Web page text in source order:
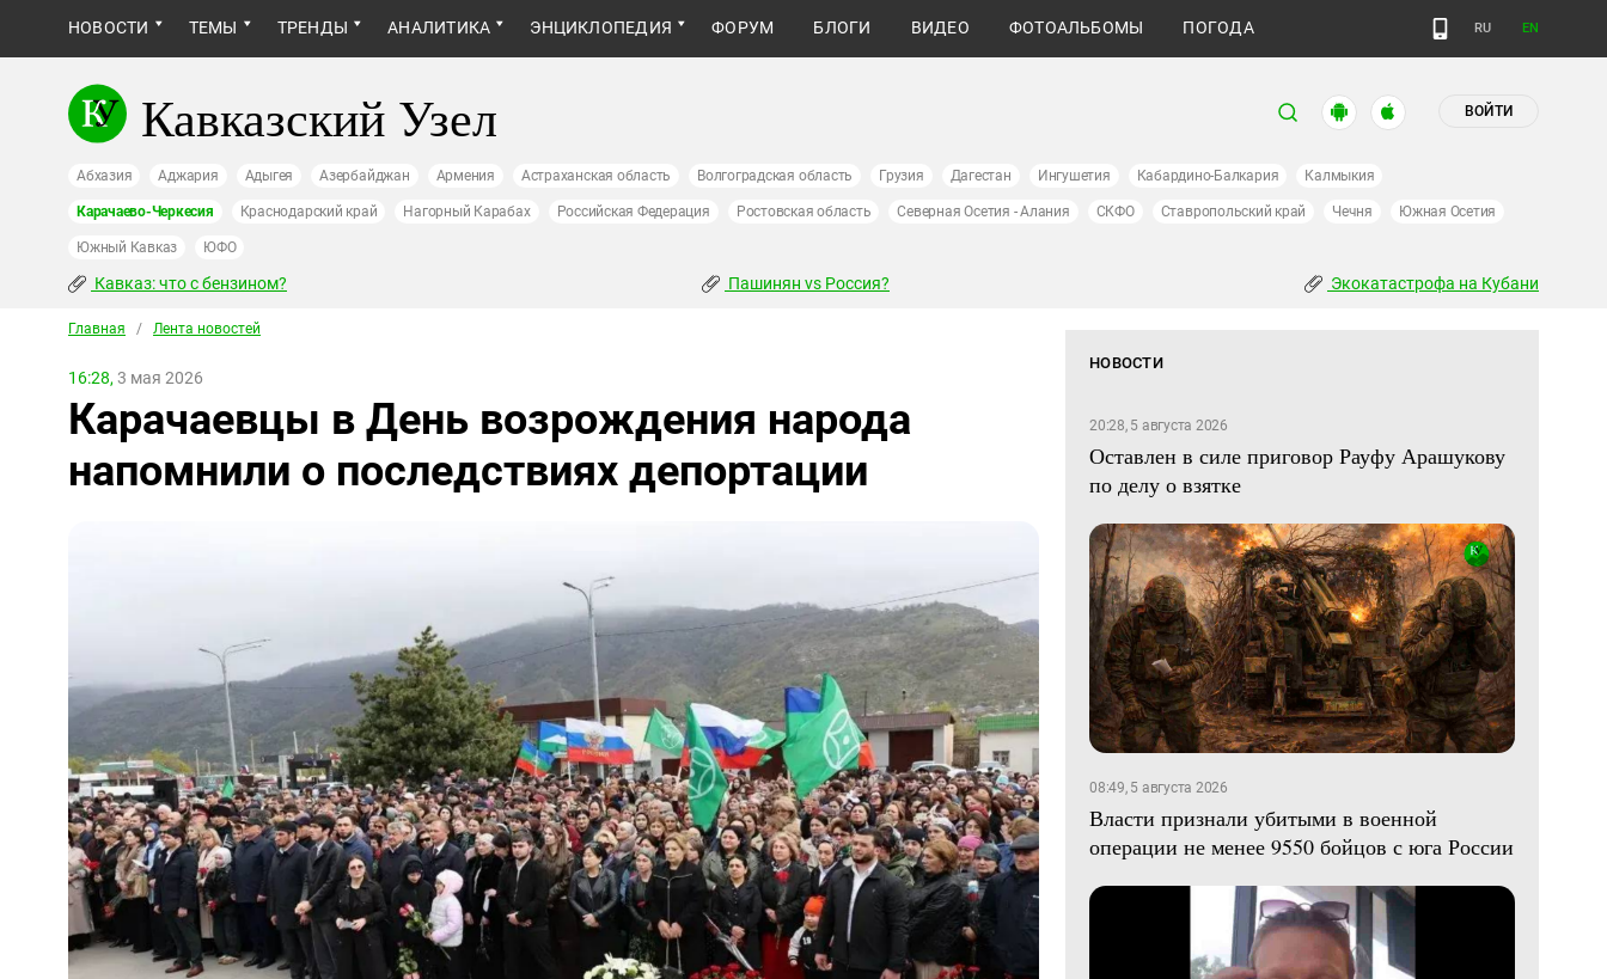
НОВОСТИ ТЕМЫ ТРЕНДЫ АНАЛИТИКА ЭНЦИКЛОПЕДИЯ ФОРУМ БЛОГИ ВИДЕО ФОТОАЛЬБОМЫ ПОГОДА RU EN
Кавказский Узел ВОЙТИ
Абхазия Аджария Адыгея Азербайджан Армения Астраханская область Волгоградская область Грузия Дагестан Ингушетия Кабардино-Балкария Калмыкия
Карачаево-Черкесия Краснодарский край Нагорный Карабах Российская Федерация Ростовская область Северная Осетия - Алания СКФО Ставропольский край Чечня Южная Осетия
Южный Кавказ ЮФО
Кавказ: что с бензином? Пашинян vs Россия? Экокатастрофа на Кубани
Главная / Лента новостей
16:28, 3 мая 2026
Карачаевцы в День возрождения народа
напомнили о последствиях депортации
НОВОСТИ
20:28, 5 августа 2026
Оставлен в силе приговор Рауфу Арашукову
по делу о взятке
08:49, 5 августа 2026
Власти признали убитыми в военной
операции не менее 9550 бойцов с юга России